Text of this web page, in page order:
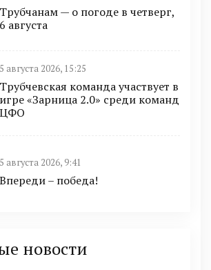
Трубчанам — о погоде в четверг,
6 августа
5 августа 2026, 15:25
Трубчевская команда участвует в
игре «Зарница 2.0» среди команд
ЦФО
5 августа 2026, 9:41
Впереди – победа!
новости